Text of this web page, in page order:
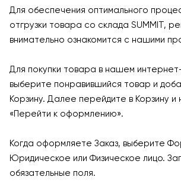
Для обеспечения оптимального
отгрузки товара со склада SUMMIT,
внимательно ознакомится с нашими
Для покупки товара в нашем
выберите понравившийся товар и
Корзину. Далее перейдите в Корзину и
«Перейти к оформлению».
Когда оформляете Заказ, выберите
Юридическое или Физическое лицо.
обязательные поля.